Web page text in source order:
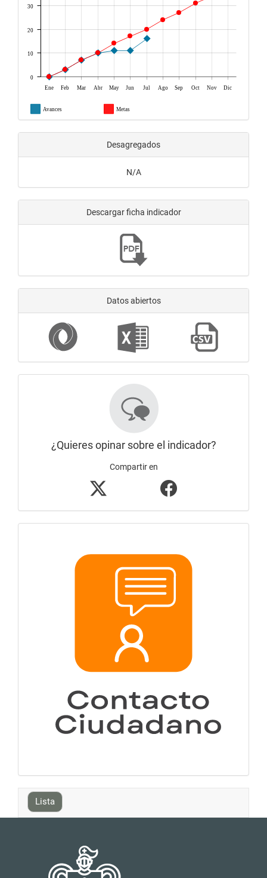
Ene Feb Mar Abr May Jun Jul Ago Sep Oct Nov Dic
0
10
20
30
Avances Metas
Desagregados
N/A
Descargar ficha indicador
Datos abiertos
¿Quieres opinar sobre el indicador?
Compartir en
Lista